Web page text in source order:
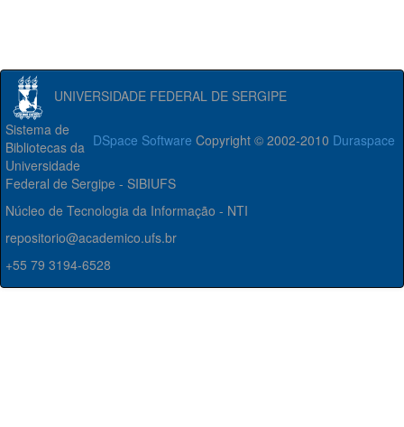
UNIVERSIDADE FEDERAL DE SERGIPE
DSpace Software Copyright © 2002-2010 Duraspace
Sistema de
Bibliotecas da
Universidade
Federal de Sergipe - SIBIUFS
Núcleo de Tecnologia da Informação - NTI
repositorio@academico.ufs.br
+55 79 3194-6528